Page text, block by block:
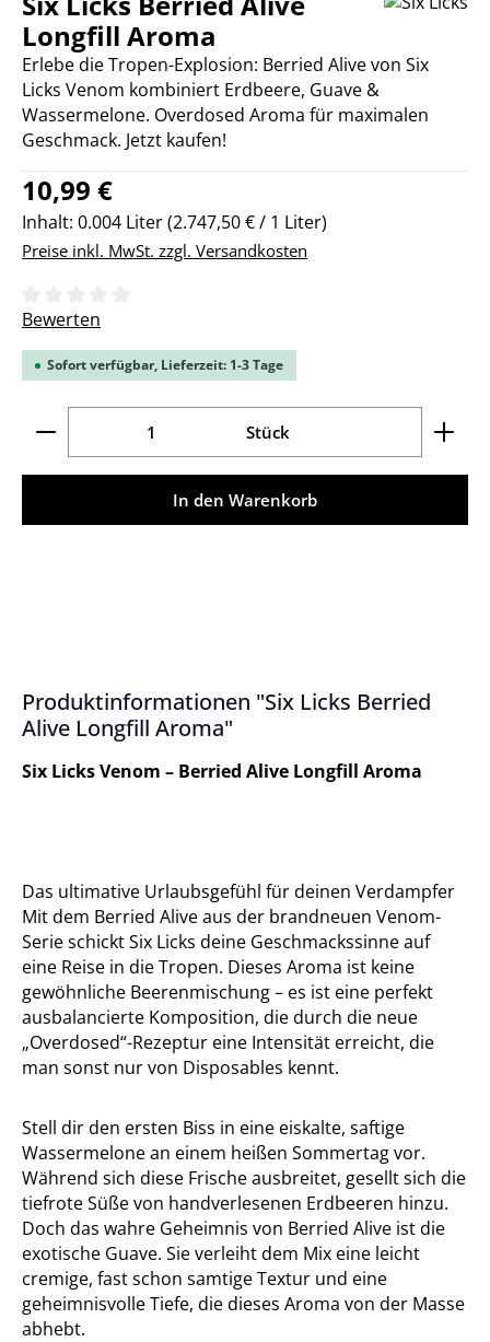
Longfill Aroma
Erlebe die Tropen-Explosion: Berried Alive von Six
Licks Venom kombiniert Erdbeere, Guave &
Wassermelone. Overdosed Aroma für maximalen
Geschmack. Jetzt kaufen!
Regulärer Preis:
10,99 €
Inhalt: 0.004 Liter(2.747,50 € / 1 Liter)
Preise inkl. MwSt. zzgl. Versandkosten
Durchschnittliche Bewertung von 0 von 5 Sternen
Bewerten
Sofort verfügbar, Lieferzeit: 1-3 Tage
Produkt Anzahl: Gib den gewünschten Wert ein
Stück
In den Warenkorb
Produktinformationen "Six Licks Berried
Alive Longfill Aroma"
Six Licks Venom – Berried Alive Longfill Aroma
Das ultimative Urlaubsgefühl für deinen Verdampfer
Mit dem Berried Alive aus der brandneuen Venom-
Serie schickt Six Licks deine Geschmackssinne auf
eine Reise in die Tropen. Dieses Aroma ist keine
gewöhnliche Beerenmischung – es ist eine perfekt
ausbalancierte Komposition, die durch die neue
„Overdosed“-Rezeptur eine Intensität erreicht, die
man sonst nur von Disposables kennt.
Stell dir den ersten Biss in eine eiskalte, saftige
Wassermelone an einem heißen Sommertag vor.
Während sich diese Frische ausbreitet, gesellt sich die
tiefrote Süße von handverlesenen Erdbeeren hinzu.
Doch das wahre Geheimnis von Berried Alive ist die
exotische Guave. Sie verleiht dem Mix eine leicht
cremige, fast schon samtige Textur und eine
geheimnisvolle Tiefe, die dieses Aroma von der Masse
abhebt.